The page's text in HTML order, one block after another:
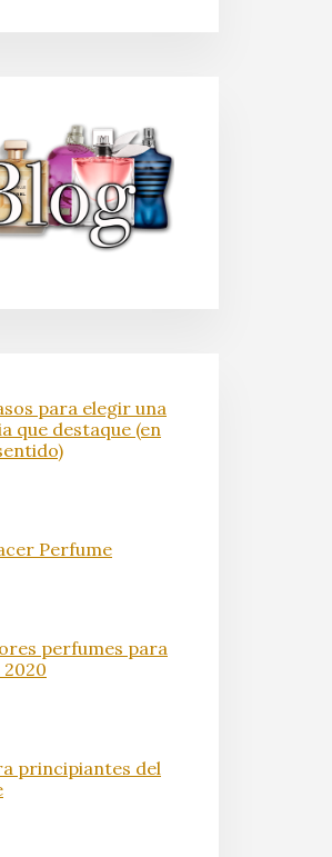
para elegir una
que destaque (en
Perfume
perfumes para
2020
principiantes del